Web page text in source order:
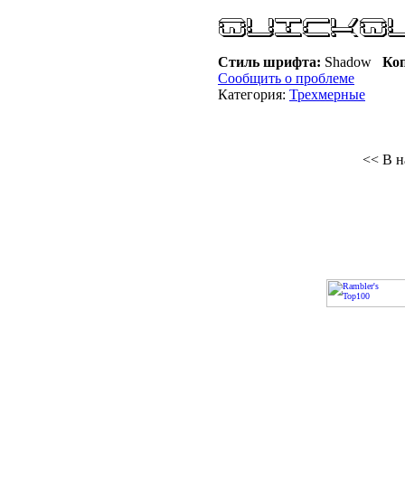
Стиль шрифта: Shadow
Сообщить о проблеме
Категория: Трехмерные
<< В